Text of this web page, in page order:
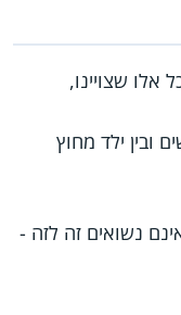
שצויינו,
ובין ילד מחוץ
נשואים זה לזה -